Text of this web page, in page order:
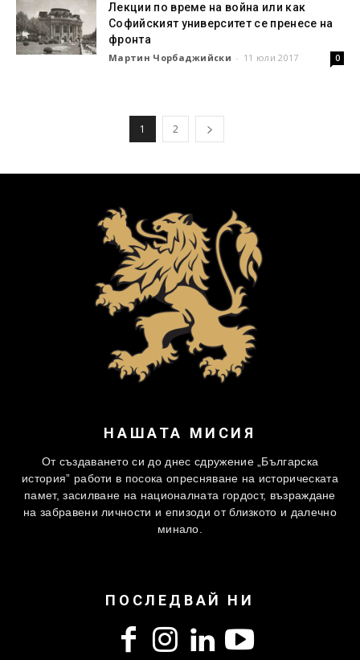
Лекции по време на война или как
Софийският университет се пренесе на
фронта
Мартин Чорбаджийски - 11 юли 2017 0
1 2
НАШАТА МИСИЯ
От създаването си до днес сдружение „Българска
история” работи в посока опресняване на историческата
памет, засилване на националната гордост, възраждане
на забравени личности и епизоди от близкото и далечно
минало.
ПОСЛЕДВАЙ НИ